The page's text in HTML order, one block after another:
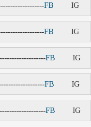
FB IG
FB IG
FB IG
FB IG
FB IG